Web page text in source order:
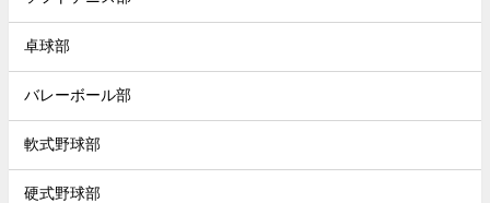
卓球部
バレーボール部
軟式野球部
硬式野球部